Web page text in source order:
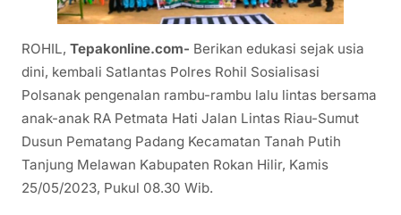
ROHIL, Tepakonline.com- Berikan edukasi sejak usia
dini, kembali Satlantas Polres Rohil Sosialisasi
Polsanak pengenalan rambu-rambu lalu lintas bersama
anak-anak RA Petmata Hati Jalan Lintas Riau-Sumut
Dusun Pematang Padang Kecamatan Tanah Putih
Tanjung Melawan Kabupaten Rokan Hilir, Kamis
25/05/2023, Pukul 08.30 Wib.